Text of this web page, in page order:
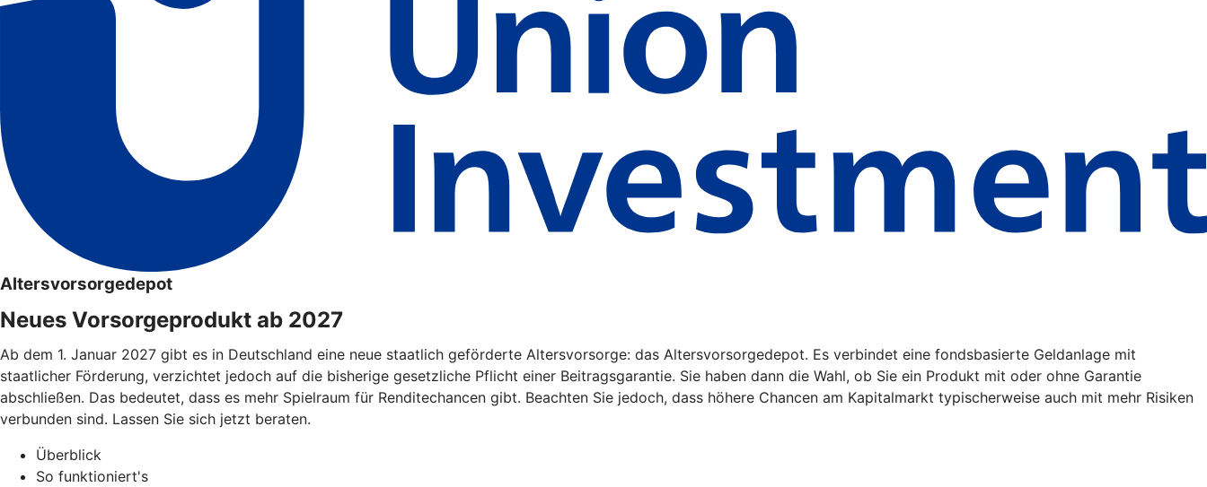
Altersvorsorgedepot
Neues Vorsorgeprodukt ab 2027
Ab dem 1. Januar 2027 gibt es in Deutschland eine neue staatlich geförderte Altersvorsorge: das Altersvorsorgedepot. Es verbindet eine fondsbasierte Geldanlage mit
staatlicher Förderung, verzichtet jedoch auf die bisherige gesetzliche Pflicht einer Beitragsgarantie. Sie haben dann die Wahl, ob Sie ein Produkt mit oder ohne Garantie
abschließen. Das bedeutet, dass es mehr Spielraum für Renditechancen gibt. Beachten Sie jedoch, dass höhere Chancen am Kapitalmarkt typischerweise auch mit mehr Risiken
verbunden sind. Lassen Sie sich jetzt beraten.
Überblick
So funktioniert's